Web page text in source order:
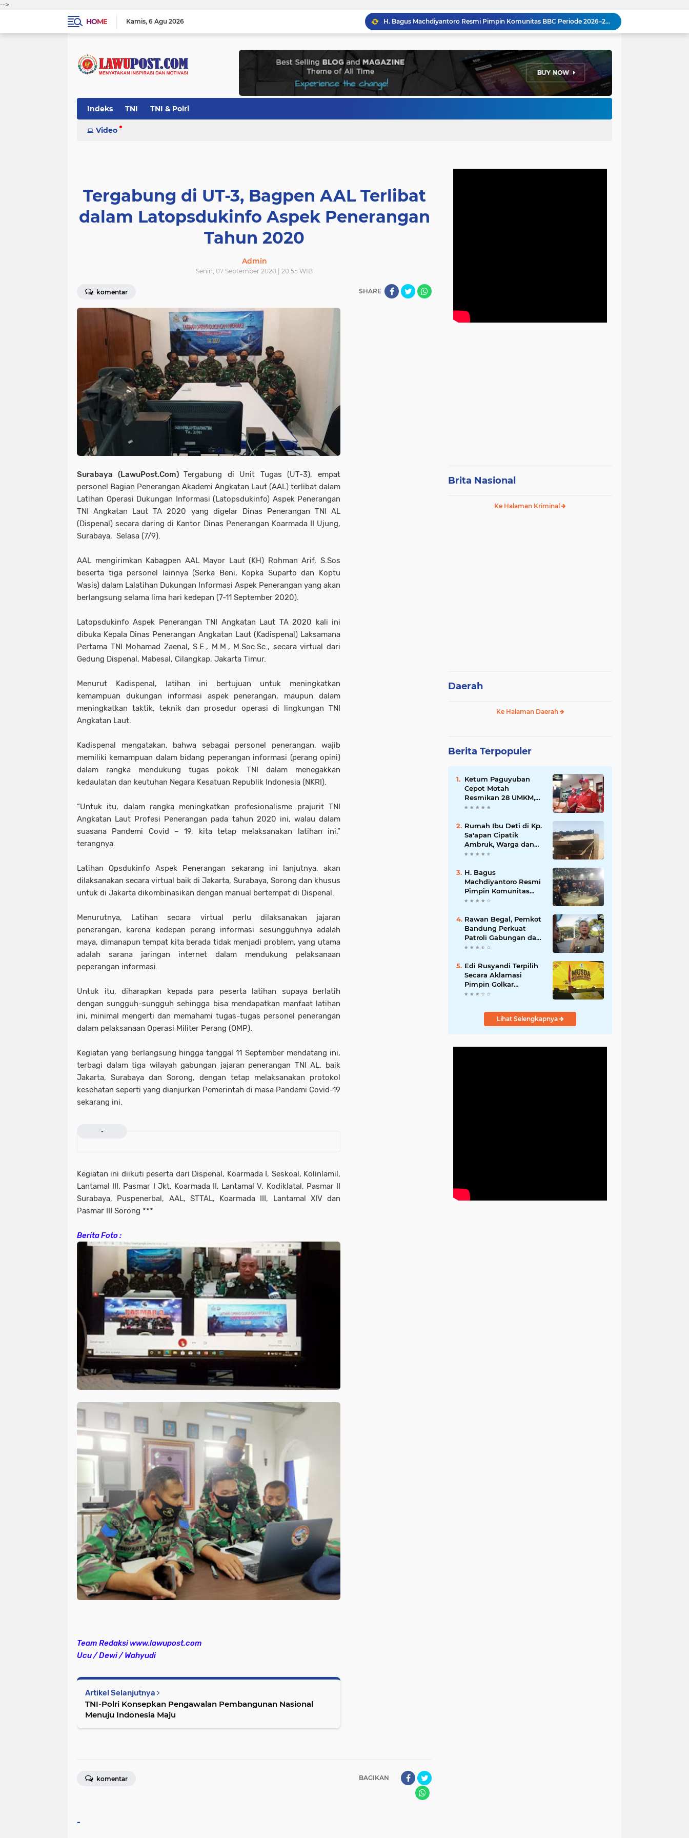
-->
HOME
Kamis 6 Agu 2026 H. Bagus Machdiyantoro Resmi Pimpin Komunitas BBC Periode 2026–2031, Siap Perkuat Solidaritas dan Hadirkan Program Nyata untuk Masyarakat
Ketum Paguyuban Cepot Motah Resmikan 28 UMKM, Siap Gelar Festival Budaya dan UMKM di Jalan Braga
Edi Rusyandi Terpilih Secara Aklamasi Pimpin Golkar Bandung Barat, Tonggak Baru Kepemimpinan Harmonis "Turun Ranjang"
Bupati Jeje Ritchie Ismail Rotasikan Kadishub dan Kadisbudpar, Serta Lantik Ratusan ASN Bandung Barat
Pemkot Bandung Siagakan Distribusi Air Bersih Hadapi Dampak Musim Kemarau
Pemkot Bandung Gandeng Big Bad Wolf Hadirkan Festival Literasi Pages and Plates
Indeks TNI TNI & Polri
Video
Tergabung di UT-3, Bagpen AAL Terlibat
dalam Latopsdukinfo Aspek Penerangan
Tahun 2020
Admin
Senin, 07 September 2020 | 20.55 WIB
komentar SHARE
Surabaya (LawuPost.Com)Tergabung di Unit Tugas (UT-3), empat
personel Bagian Penerangan Akademi Angkatan Laut (AAL) terlibat dalam
Latihan Operasi Dukungan Informasi (Latopsdukinfo) Aspek Penerangan
TNI Angkatan Laut TA 2020 yang digelar Dinas Penerangan TNI AL
(Dispenal) secara daring di Kantor Dinas Penerangan Koarmada II Ujung,
Surabaya, Selasa (7/9).
AAL mengirimkan Kabagpen AAL Mayor Laut (KH) Rohman Arif, S.Sos
beserta tiga personel lainnya (Serka Beni, Kopka Suparto dan Koptu
Wasis) dalam Lalatihan Dukungan Informasi Aspek Penerangan yang akan
berlangsung selama lima hari kedepan (7-11 September 2020).
Latopsdukinfo Aspek Penerangan TNI Angkatan Laut TA 2020 kali ini
dibuka Kepala Dinas Penerangan Angkatan Laut (Kadispenal) Laksamana
Pertama TNI Mohamad Zaenal, S.E., M.M., M.Soc.Sc., secara virtual dari
Gedung Dispenal, Mabesal, Cilangkap, Jakarta Timur.
Menurut Kadispenal, latihan ini bertujuan untuk meningkatkan
kemampuan dukungan informasi aspek penerangan, maupun dalam
meningkatkan taktik, teknik dan prosedur operasi di lingkungan TNI
Angkatan Laut.
Kadispenal mengatakan, bahwa sebagai personel penerangan, wajib
memiliki kemampuan dalam bidang peperangan informasi (perang opini)
dalam rangka mendukung tugas pokok TNI dalam menegakkan
kedaulatan dan keutuhan Negara Kesatuan Republik Indonesia (NKRI).
“Untuk itu, dalam rangka meningkatkan profesionalisme prajurit TNI
Angkatan Laut Profesi Penerangan pada tahun 2020 ini, walau dalam
suasana Pandemi Covid – 19, kita tetap melaksanakan latihan ini,”
terangnya.
Latihan Opsdukinfo Aspek Penerangan sekarang ini lanjutnya, akan
dilaksanakan secara virtual baik di Jakarta, Surabaya, Sorong dan khusus
untuk di Jakarta dikombinasikan dengan manual bertempat di Dispenal.
Menurutnya, Latihan secara virtual perlu dilaksanakan jajaran
penerangan, karena kedepan perang informasi sesungguhnya adalah
maya, dimanapun tempat kita berada tidak menjadi problem, yang utama
adalah sarana jaringan internet dalam mendukung pelaksanaan
peperangan informasi.
Untuk itu, diharapkan kepada para peserta latihan supaya berlatih
dengan sungguh-sungguh sehingga bisa mendapatkan manfaat latihan
ini, minimal mengerti dan memahami tugas-tugas personel penerangan
dalam pelaksanaan Operasi Militer Perang (OMP).
Kegiatan yang berlangsung hingga tanggal 11 September mendatang ini,
terbagi dalam tiga wilayah gabungan jajaran penerangan TNI AL, baik
Jakarta, Surabaya dan Sorong, dengan tetap melaksanakan protokol
kesehatan seperti yang dianjurkan Pemerintah di masa Pandemi Covid-19
sekarang ini.
-
Kegiatan ini diikuti peserta dari Dispenal, Koarmada I, Seskoal, Kolinlamil,
Lantamal III, Pasmar I Jkt, Koarmada II, Lantamal V, Kodiklatal, Pasmar II
Surabaya, Puspenerbal, AAL, STTAL, Koarmada III, Lantamal XIV dan
Pasmar III Sorong ***
Berita Foto :
Team Redaksi www.lawupost.com
Ucu / Dewi / Wahyudi
Artikel Selanjutnya
TNI-Polri Konsepkan Pengawalan Pembangunan Nasional
Menuju Indonesia Maju
BAGIKAN
komentar
-
Brita Nasional
Ke Halaman Kriminal
Daerah
Ke Halaman Daerah
Berita Terpopuler
Ketum Paguyuban
Cepot Motah
Resmikan 28 UMKM,
Siap Gelar Festival
Jalan Braga
Rumah Ibu Deti di Kp.
Sa'apan Cipatik
Ambruk, Warga dan
Pemdes Sigap Bantu
H. Bagus
Machdiyantoro Resmi
Pimpin Komunitas
BBC Periode 2026–
Solidaritas dan
Hadirkan Program
Nyata untuk
Masyarakat
Rawan Begal, Pemkot
Bandung Perkuat
Patroli Gabungan dan
Pengawasan Digital
Edi Rusyandi Terpilih
Secara Aklamasi
Pimpin Golkar
Bandung Barat,
Kepemimpinan
Harmonis "TurunLihat Selengkapnya